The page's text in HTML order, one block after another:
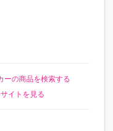
ーの商品を検索する
イトを見る